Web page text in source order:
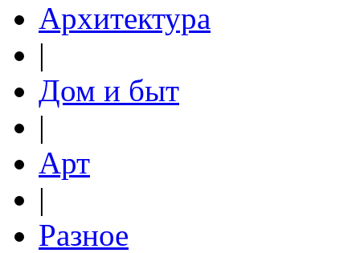
Архитектура
|
Дом и быт
|
Арт
|
Разное